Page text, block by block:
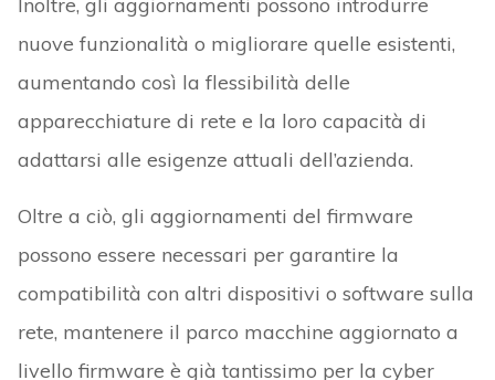
nuove funzionalità o migliorare quelle esistenti,
aumentando così la flessibilità delle
apparecchiature di rete e la loro capacità di
adattarsi alle esigenze attuali dell’azienda.
Oltre a ciò, gli aggiornamenti del firmware
possono essere necessari per garantire la
compatibilità con altri dispositivi o software sulla
rete, mantenere il parco macchine aggiornato a
livello firmware è già tantissimo per la cyber